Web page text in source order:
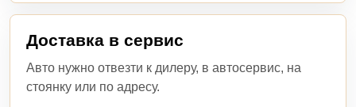
Доставка в сервис
Авто нужно отвезти к дилеру, в автосервис, на
стоянку или по адресу.